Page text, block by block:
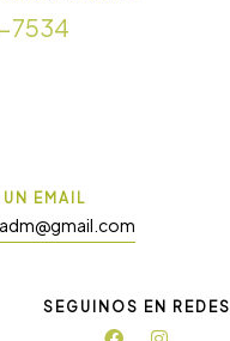
7534
EMAIL
SEGUINOS EN REDES